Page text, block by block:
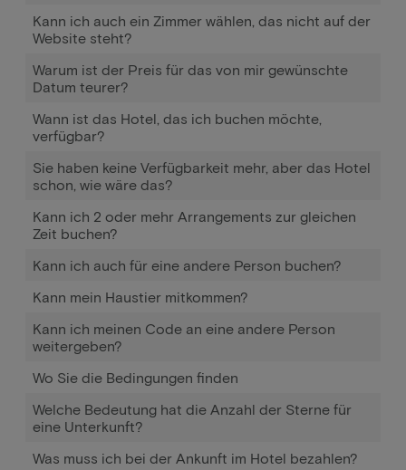
Kann ich auch ein Zimmer wählen, das nicht auf der
Website steht?
Warum ist der Preis für das von mir gewünschte
Datum teurer?
Wann ist das Hotel, das ich buchen möchte,
verfügbar?
Sie haben keine Verfügbarkeit mehr, aber das Hotel
schon, wie wäre das?
Kann ich 2 oder mehr Arrangements zur gleichen
Zeit buchen?
Kann ich auch für eine andere Person buchen?
Kann mein Haustier mitkommen?
Kann ich meinen Code an eine andere Person
weitergeben?
Wo Sie die Bedingungen finden
Welche Bedeutung hat die Anzahl der Sterne für
eine Unterkunft?
Was muss ich bei der Ankunft im Hotel bezahlen?